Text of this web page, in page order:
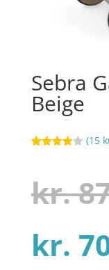
Sebra
Beige
baseret
på
kundebed
(15
kr.
kr.